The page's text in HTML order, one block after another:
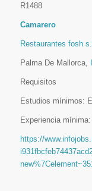
R1488
Camarero
Restaurantes fosh
Palma De Mallorca,
Requisitos
Estudios mínimos:
Experiencia
https://